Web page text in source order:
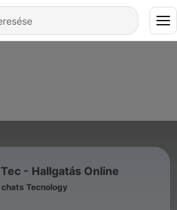
- Hallgatás Online
chats Tecnology